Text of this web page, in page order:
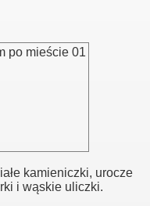
po mieście 01
kamieniczki, urocze
i wąskie uliczki.